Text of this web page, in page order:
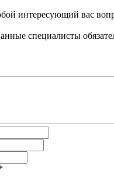
интересующий вас
специалисты